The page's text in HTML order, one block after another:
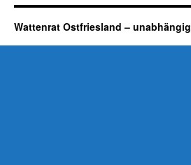
Wattenrat Ostfriesland –